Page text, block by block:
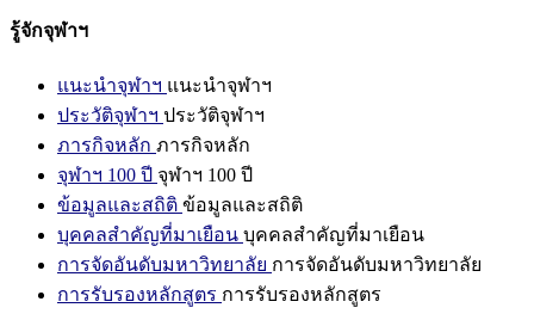
รู้จักจุฬาฯ
แนะนำจุฬาฯ แนะนำจุฬาฯ
ประวัติจุฬาฯ ประวัติจุฬาฯ
ภารกิจหลัก ภารกิจหลัก
จุฬาฯ 100 ปี จุฬาฯ 100 ปี
ข้อมูลและสถิติ ข้อมูลและสถิติ
บุคคลสำคัญที่มาเยือน บุคคลสำคัญที่มาเยือน
การจัดอันดับมหาวิทยาลัย การจัดอันดับมหาวิทยาลัย
การรับรองหลักสูตร การรับรองหลักสูตร